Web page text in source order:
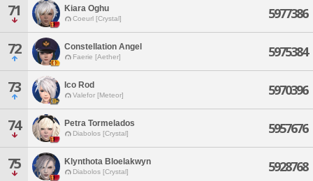
71 Kiara Oghu
Coeurl [Crystal] 5977386
72 Constellation Angel
Faerie [Aether] 5975384
73 Ico Rod
Valefor [Meteor] 5970396
74 Petra Tormelados
Diabolos [Crystal] 5957676
75 Klynthota Bloelakwyn
Diabolos [Crystal] 5928768